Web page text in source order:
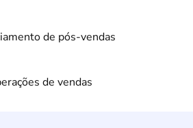
de pós-vendas
de vendas